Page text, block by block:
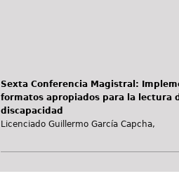
Sexta Conferencia Magistral:
formatos apropiados para la lectura
discapacidad
Licenciado Guillermo García Capcha,